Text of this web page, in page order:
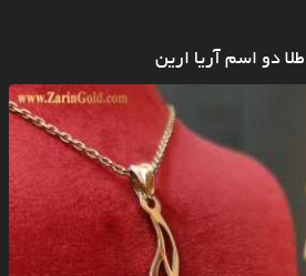
دو اسم آریا ارین